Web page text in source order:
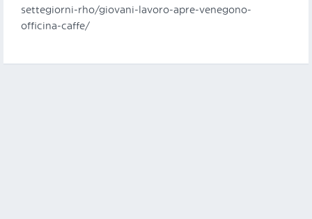
settegiorni-rho/giovani-lavoro-apre-venegono-
officina-caffe/